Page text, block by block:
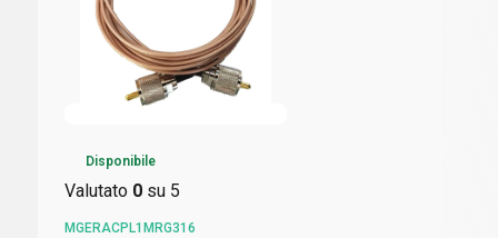
Disponibile
Valutato 0su 5
MGERACPL1MRG316